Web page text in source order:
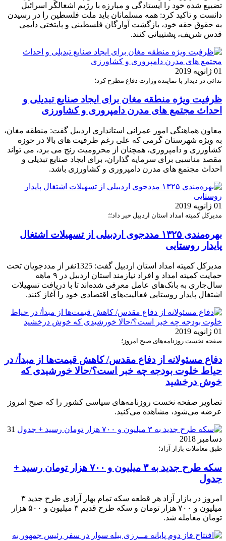
تضییع شده خود را ایستادگی و مبارزه با رژیم اشغالگر اسرائیل
دانست و تاکید کرد: همه مسلمانان باید ملت فلسطین را در رسیدن
به حقوق حقه خود، بازگشت آوارگان فلسطینی و پایتختی دایمی
قدس شریف، پشتیبانی کنند.
01 ژانویه 2019
ندائی در دیدار با نماینده وزارت دفاع مطرح کرد؛
ظرفیت ویژه منطقه مغان برای ایجاد صنایع تبدیلی و
احداث مجتمع های مدرن دامپروری و کشاورزی
معاون هماهنگی امور عمرانی استانداری اردبیل گفت: منطقه مغان،
به ویژه شهرستان گرمی که علی رغم ظرفیت های بالا در حوزه
کشاورزی و دامپروری، همچنان از محرومیت رنج می برد، می تواند
مقصد مناسبی برای سرمایه گذاران، برای ایجاد صنایع تبدیلی و
احداث مجتمع های مدرن دامپروری و کشاورزی باشد.
01 ژانویه 2019
مدیرکل کمیته امداد استان اردبیل خبر داد؛؛
بهره‌مندی ۱۳۲۵ مددجوی اردبیلی از تسهیلات اشتغال
پایدار روستایی
مدیرکل کمیته امداد استان اردبیل گفت: 1325نفر از مددجویان تحت
حمایت کمیته امداد و افراد نیازمند استان اردبیل در ۹ ماهه
سال‌جاری به بانک‌های عامل معرفی شده‌اند تا با دریافت تسهیلات
اشتغال پایدار روستایی فعالیت‌های اقتصادی خود را آغاز کنند.
01 ژانویه 2019
صفحه نخست روزنامه‌های صبح امروز؛
دفاع مسئولانه از دفاع مقدس/ کاهش قیمت‌ها از مبدأ/ در
حیاط خلوت بودجه چه خبر است؟/حالا خورشیدی که
خوش درخشید
تصاویر صفحه نخست روزنامه‌های سیاسی کشور را که صبح امروز
عرضه می‌شود، مشاهده می‌کنید.
31
دسامبر 2018
طبق معاملات بازار آزاد؛
سکه طرح جدید به ۳ میلیون و ۷۰۰ هزار تومان رسید +
جدول
امروز در بازار آزاد هر قطعه سکه تمام بهار آزادی طرح جدید ۳
میلیون و ۷۰۰ هزار تومان و سکه طرح قدیم ۳ میلیون و ۵۰۰ هزار
تومان معامله شد.